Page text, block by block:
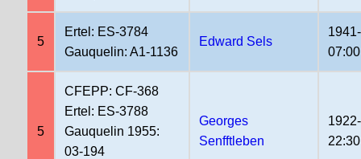
5
Ertel: ES-3784
Gauquelin: A1-1136
Edward Sels
07:00
5
CFEPP: CF-368
Ertel: ES-3788
Gauquelin 1955:
03-194
Georges
Senfftleben
22:30